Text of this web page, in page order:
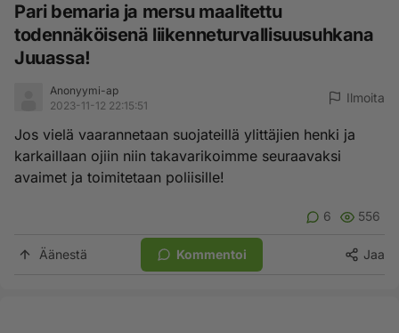
Pari bemaria ja mersu maalitettu
todennäköisenä liikenneturvallisuusuhkana
Juuassa!
Anonyymi-ap
2023-11-12 22:15:51
Ilmoita
Jos vielä vaarannetaan suojateillä ylittäjien henki ja
karkaillaan ojiin niin takavarikoimme seuraavaksi
avaimet ja toimitetaan poliisille!
6 556
Äänestä Kommentoi Jaa